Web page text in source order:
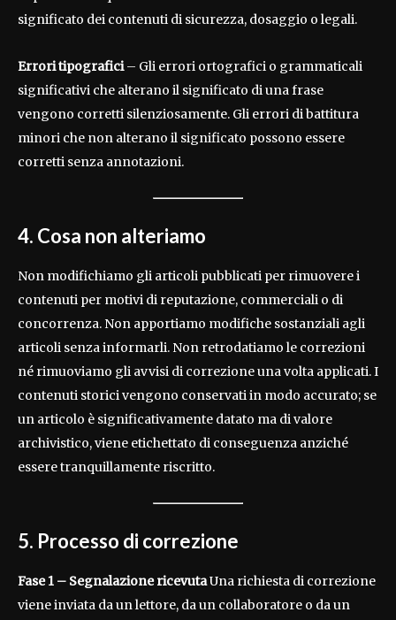
significato dei contenuti di sicurezza, dosaggio o legali.
Errori tipografici– Gli errori ortografici o grammaticali
significativi che alterano il significato di una frase
vengono corretti silenziosamente. Gli errori di battitura
minori che non alterano il significato possono essere
corretti senza annotazioni.
4. Cosa non alteriamo
Non modifichiamo gli articoli pubblicati per rimuovere i
contenuti per motivi di reputazione, commerciali o di
concorrenza. Non apportiamo modifiche sostanziali agli
articoli senza informarli. Non retrodatiamo le correzioni
né rimuoviamo gli avvisi di correzione una volta applicati. I
contenuti storici vengono conservati in modo accurato; se
un articolo è significativamente datato ma di valore
archivistico, viene etichettato di conseguenza anziché
essere tranquillamente riscritto.
5. Processo di correzione
Fase 1 – Segnalazione ricevutaUna richiesta di correzione
viene inviata da un lettore, da un collaboratore o da un